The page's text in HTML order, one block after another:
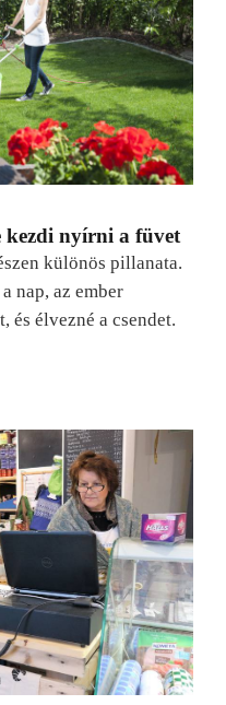
kezdi nyírni a füvet
különös pillanata.
nap, az ember
és élvezné a csendet.